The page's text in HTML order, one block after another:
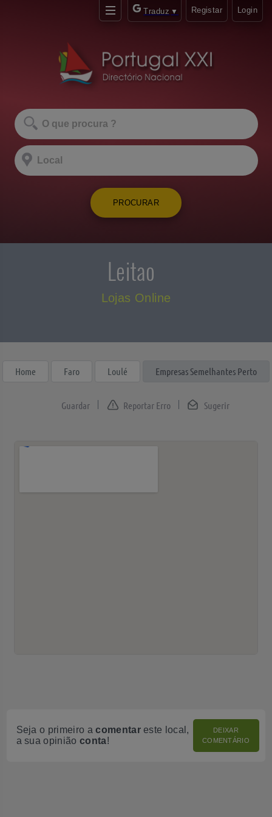
Traduz ▼ Registar Login
PROCURAR
Leitao
Lojas Online
Home Faro Loulé Empresas Semelhantes Perto
Sugerir
Reportar Erro
Seja o primeiro acomentareste local,
a sua opinião conta!
DEIXAR
COMENTÁRIO